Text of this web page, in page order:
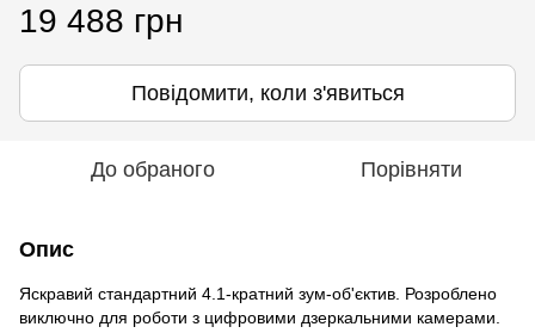
19 488 грн
Повідомити, коли з'явиться
До обраного Порівняти
Опис
Яскравий стандартний 4.1-кратний зум-об'єктив. Розроблено
виключно для роботи з цифровими дзеркальними камерами.